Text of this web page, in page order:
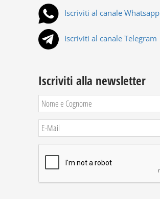
Iscriviti al canale Whatsapp
Iscriviti al canale Telegram
Iscriviti alla newsletter